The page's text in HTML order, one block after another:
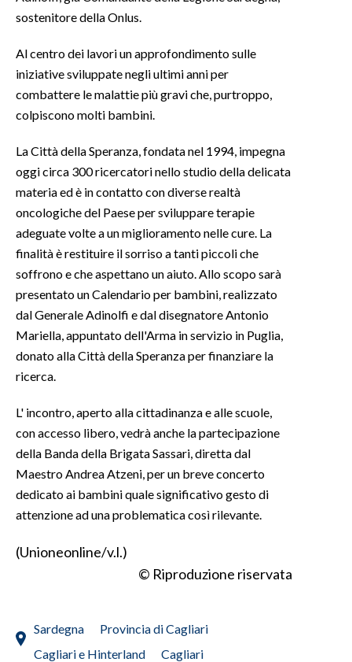
EVENTI
#CARAUNIONE
INSULARITÀ
INFO AZIENDE
ABBONATI
ANNUNCI
NECROLOGI
SPIAGGE
STORE
sostenitore della Onlus.
Al centro dei lavori un approfondimento sulle
iniziative sviluppate negli ultimi anni per
combattere le malattie più gravi che, purtroppo,
colpiscono molti bambini.
La Città della Speranza, fondata nel 1994, impegna
oggi circa 300 ricercatori nello studio della delicata
materia ed è in contatto con diverse realtà
oncologiche del Paese per sviluppare terapie
adeguate volte a un miglioramento nelle cure. La
finalità è restituire il sorriso a tanti piccoli che
soffrono e che aspettano un aiuto. Allo scopo sarà
presentato un Calendario per bambini, realizzato
dal Generale Adinolfi e dal disegnatore Antonio
Mariella, appuntato dell'Arma in servizio in Puglia,
donato alla Città della Speranza per finanziare la
ricerca.
L' incontro, aperto alla cittadinanza e alle scuole,
con accesso libero, vedrà anche la partecipazione
della Banda della Brigata Sassari, diretta dal
Maestro Andrea Atzeni, per un breve concerto
dedicato ai bambini quale significativo gesto di
attenzione ad una problematica così rilevante.
(Unioneonline/v.l.)
© Riproduzione riservata
Sardegna
Provincia di Cagliari
Cagliari e Hinterland
Cagliari